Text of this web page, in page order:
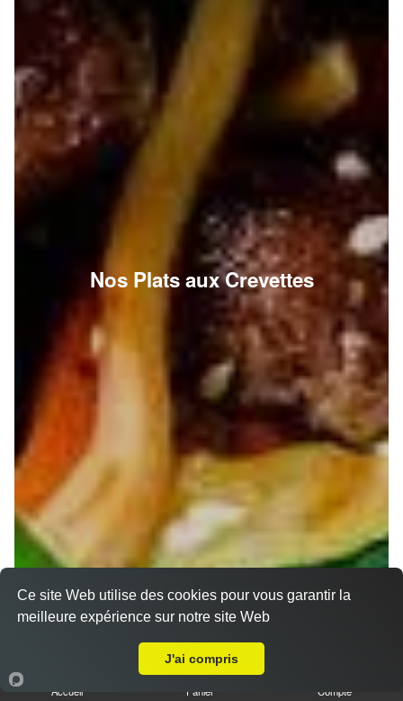
Nos Plats aux Crevettes
Accueil Panier Compte
Ce site Web utilise des cookies pour vous garantir la
meilleure expérience sur notre site Web
J'ai compris